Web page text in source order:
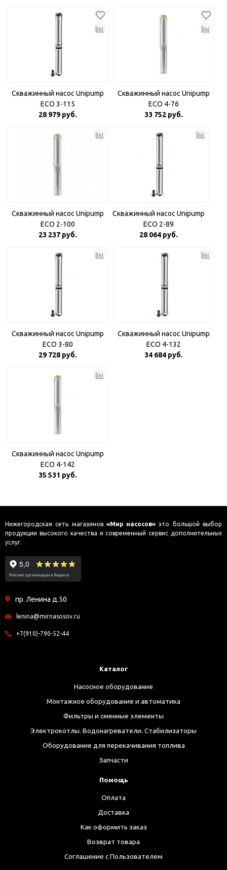
Скважинный насос Unipump
ECO 3-115
28 979 руб.
Скважинный насос Unipump
ECO 4-76
33 752 руб.
Скважинный насос Unipump
ECO 2-100
23 237 руб.
Скважинный насос Unipump
ECO 2-89
28 064 руб.
Скважинный насос Unipump
ECO 3-80
29 728 руб.
Скважинный насос Unipump
ECO 4-132
34 684 руб.
Скважинный насос Unipump
ECO 4-142
35 531 руб.
Нижегородская сеть магазинов «Мир насосов» это большой выбор
продукции высокого качества и современный сервис дополнительных
услуг.
пр. Ленина д.50
lenina@mirnasosov.ru
+7(910)-790-52-44
Каталог
Насосное оборудование
Монтажное оборудование и автоматика
Фильтры и сменные элементы
Электрокотлы. Водонагреватели. Стабилизаторы
Оборудование для перекачивания топлива
Запчасти
Помощь
Оплата
Доставка
Как оформить заказ
Возврат товара
Соглашение с Пользователем